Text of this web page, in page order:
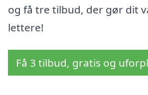
og få tre tilbud, der gør dit
lettere!
Få 3 tilbud, gratis og